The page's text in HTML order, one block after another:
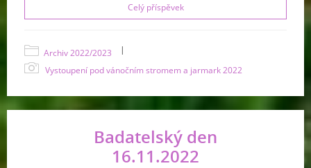
Celý příspěvek
Archiv 2022/2023
|
Vystoupení pod vánočním stromem a jarmark 2022
Badatelský den
16.11.2022